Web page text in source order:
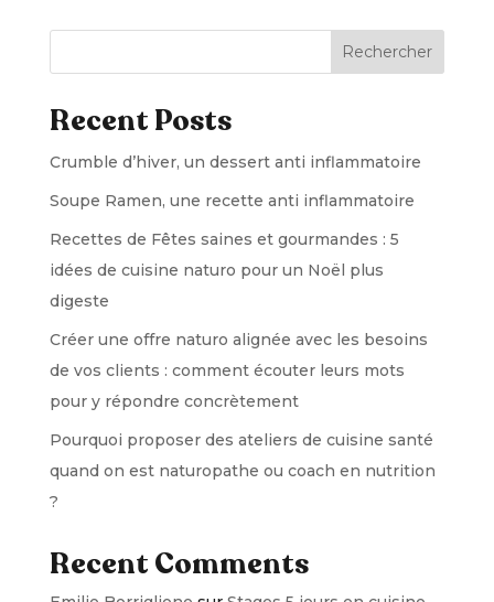
Rechercher
Recent Posts
Crumble d’hiver, un dessert anti inflammatoire
Soupe Ramen, une recette anti inflammatoire
Recettes de Fêtes saines et gourmandes : 5
idées de cuisine naturo pour un Noël plus
digeste
Créer une offre naturo alignée avec les besoins
de vos clients : comment écouter leurs mots
pour y répondre concrètement
Pourquoi proposer des ateliers de cuisine santé
quand on est naturopathe ou coach en nutrition
?
Recent Comments